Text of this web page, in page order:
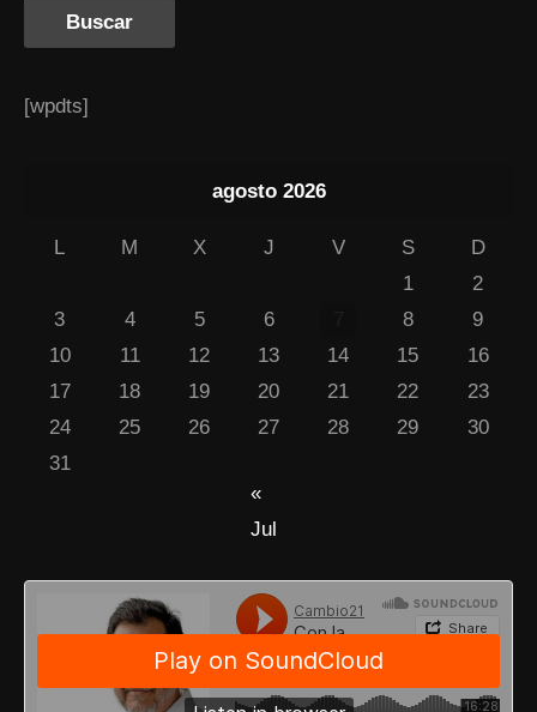
[wpdts]
agosto 2026
L M X J V S
D
1
2
3
4 5 6 8
9
10
11 12 13 14 15
16
17
18 19 20 21 22
23
24
25 26 27 28 29
30
31
«
Jul